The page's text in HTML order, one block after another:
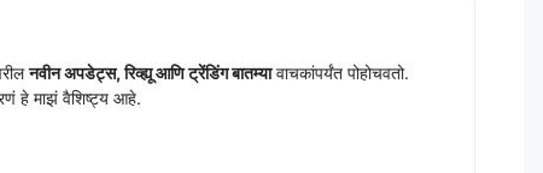
नवीन अपडेट्स, रिव्ह्यू आणि ट्रेंडिंग बातम्यावाचकांपर्यंत पोहोचवतो.
हे माझं वैशिष्ट्य आहे.